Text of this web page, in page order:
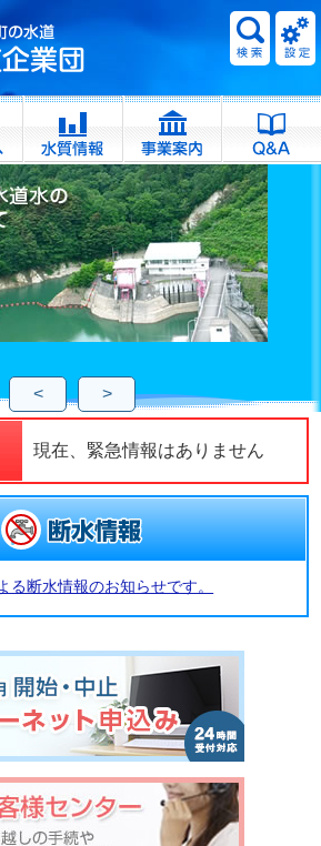
< >
現在、緊急情報はありません
る断水情報のお知らせです。